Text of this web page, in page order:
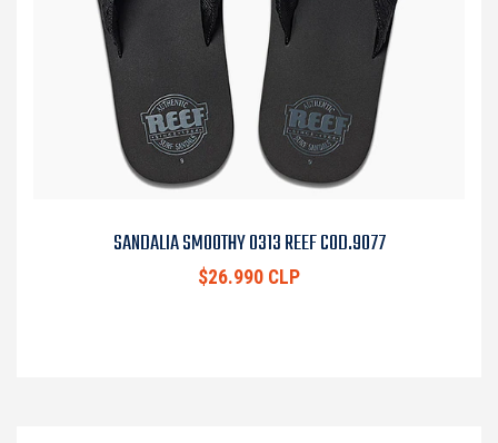
SANDALIA SMOOTHY 0313 REEF COD.9077
$26.990 CLP